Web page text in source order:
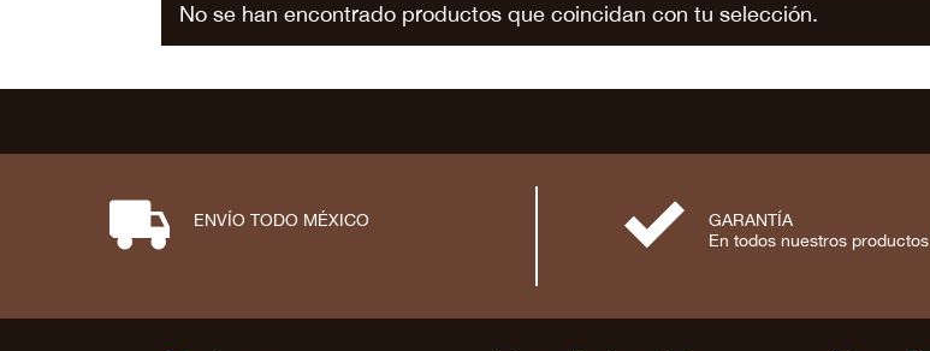
No se han encontrado productos que coincidan con tu selección.
⋑ ENVÍO TODO MÉXICO ⋟
GARANTÍA
En todos nuestros productos